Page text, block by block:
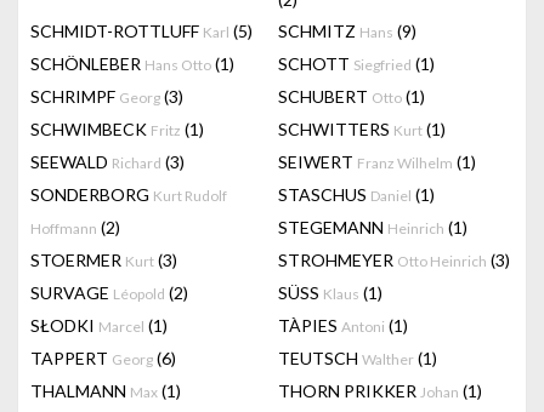
SCHMIDT-ROTTLUFF Karl (5) SCHMITZ Hans (9)
SCHÖNLEBER Hans Otto (1) SCHOTT Siegfried (1)
SCHRIMPF Georg (3) SCHUBERT Otto (1)
SCHWIMBECK Fritz (1) SCHWITTERS Kurt (1)
SEEWALD Richard (3) SEIWERT Franz Wilhelm (1)
SONDERBORG Kurt Rudolf
Hoffmann (2)
STASCHUS Daniel (1)
STEGEMANN Heinrich (1)
STOERMER Kurt (3) STROHMEYER Otto Heinrich (3)
SURVAGE Léopold (2) SÜSS Klaus (1)
SŁODKI Marcel (1) TÀPIES Antoni (1)
TAPPERT Georg (6) TEUTSCH Walther (1)
THALMANN Max (1) THORN PRIKKER Johan (1)